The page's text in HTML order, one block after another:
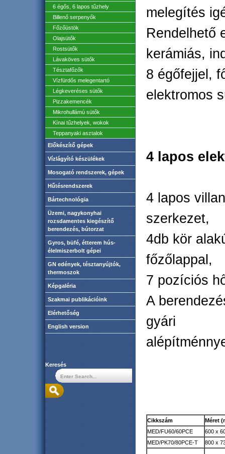
6 égős, 6 lapos tűzhely
Billenő serpenyők
Főzőüstök
Olajsütők
Rostsütők
Lávaköves sütők
Tésztafőzők
Vízfürdős melegentartó
Légkeveréses sütők
Pizzakemencék
Mikrohullámú sütők
Kínai tűzhelyek, wokok
Teppanyaki asztalok
Előkészítő gépek
Vízlágyító készülékek
Mosogató rendszerek, gépek
Hűtésrendszerek
Bártechnológia
Üzemi, nagykonyhai
rozsdamentes kiegészítő
berendezés, bútorzat
Gyros, büfé, étterem hús-
élelmiszerbolt gépei
GN edények, tésztanyújtók,
thermoszok
Képgaléria
Szakmai publikációink
Elérhetőség
English version
Keresés
melegítés
Rendelhető
kerámiás,
8 égőfejjel,
elektromos
4 lapos
4 lapos
szerkezet,
4db kör
főzőlappal,
7 pozíciós
A
gyári
Cikkszám
Méret
MED/FU60/60PCE
600 x
MED/PK70/80PCE-T
800 x